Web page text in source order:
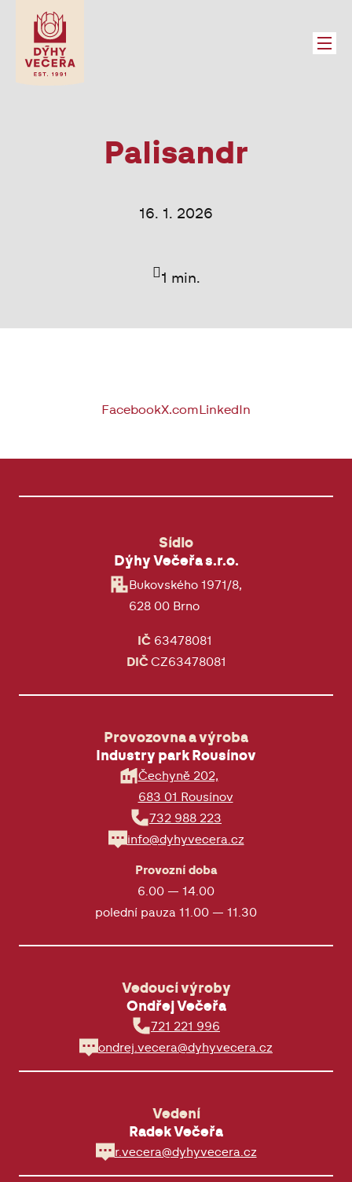
Menu
Palisandr
16. 1. 2026
1 min.
FacebookX.com LinkedIn
Sídlo
Dýhy Večeřa s.r.o.
Bukovského 1971/8,
628 00 Brno
IČ63478081
DIČ CZ63478081
Provozovna a výroba
Industry park Rousínov
Čechyně 202,
683 01 Rousínov
732 988 223
info@dyhyvecera.cz
Provozní doba
6.00 — 14.00
polední pauza 11.00 — 11.30
Vedoucí výroby
Ondřej Večeřa
721 221 996
ondrej.vecera@dyhyvecera.cz
Vedení
Radek Večeřa
r.vecera@dyhyvecera.cz